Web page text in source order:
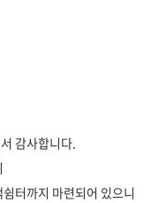
감사합니다.
터까지 마련되어 있으니